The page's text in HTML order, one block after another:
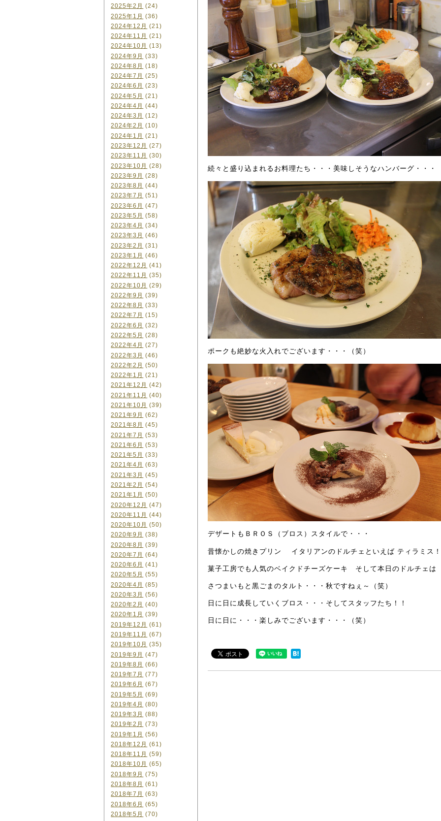
続々と盛り込まれるお料理たち・・・美味しそうなハンバーグ・・・
ポークも絶妙な火入れでございます・・・（笑）
デザートもＢＲＯＳ（ブロス）スタイルで・・・
昔懐かしの焼きプリン イタリアンのドルチェといえば ティラミス
菓子工房でも人気のベイクドチーズケーキ そして本日のドルチェは
さつまいもと黒ごまのタルト・・・秋ですねぇ～（笑）
日に日に成長していくブロス・・・そしてスタッフたち！！
日に日に・・・楽しみでございます・・・（笑）
2025年2月 (24)
2025年1月 (36)
2024年12月 (21)
2024年11月 (21)
2024年10月 (13)
2024年9月 (33)
2024年8月 (18)
2024年7月 (25)
2024年6月 (23)
2024年5月 (21)
2024年4月 (44)
2024年3月 (12)
2024年2月 (10)
2024年1月 (21)
2023年12月 (27)
2023年11月 (30)
2023年10月 (28)
2023年9月 (28)
2023年8月 (44)
2023年7月 (51)
2023年6月 (47)
2023年5月 (58)
2023年4月 (34)
2023年3月 (46)
2023年2月 (31)
2023年1月 (46)
2022年12月 (41)
2022年11月 (35)
2022年10月 (29)
2022年9月 (39)
2022年8月 (33)
2022年7月 (15)
2022年6月 (32)
2022年5月 (28)
2022年4月 (27)
2022年3月 (46)
2022年2月 (50)
2022年1月 (21)
2021年12月 (42)
2021年11月 (40)
2021年10月 (39)
2021年9月 (62)
2021年8月 (45)
2021年7月 (53)
2021年6月 (53)
2021年5月 (33)
2021年4月 (63)
2021年3月 (45)
2021年2月 (54)
2021年1月 (50)
2020年12月 (47)
2020年11月 (44)
2020年10月 (50)
2020年9月 (38)
2020年8月 (39)
2020年7月 (64)
2020年6月 (41)
2020年5月 (55)
2020年4月 (85)
2020年3月 (56)
2020年2月 (40)
2020年1月 (39)
2019年12月 (61)
2019年11月 (67)
2019年10月 (35)
2019年9月 (47)
2019年8月 (66)
2019年7月 (77)
2019年6月 (67)
2019年5月 (69)
2019年4月 (80)
2019年3月 (88)
2019年2月 (73)
2019年1月 (56)
2018年12月 (61)
2018年11月 (59)
2018年10月 (65)
2018年9月 (75)
2018年8月 (61)
2018年7月 (63)
2018年6月 (65)
2018年5月 (70)